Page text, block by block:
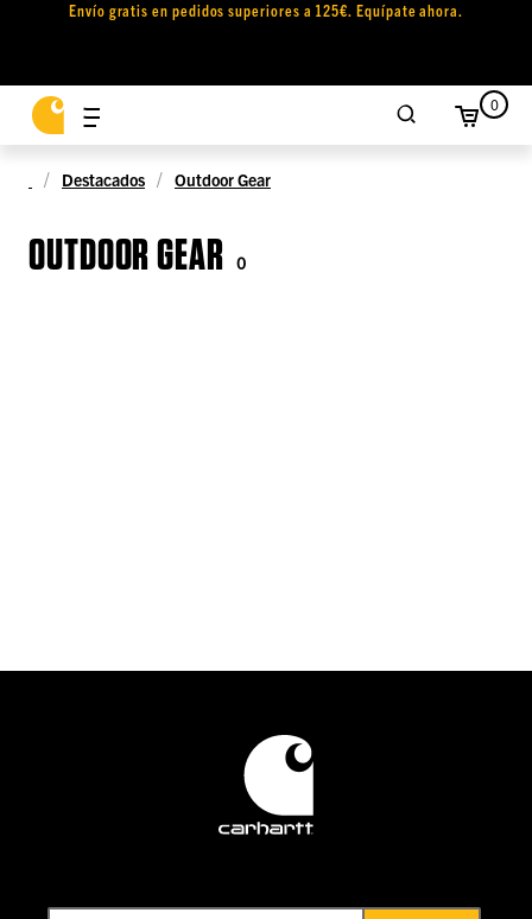
Envío gratis en pedidos superiores a 125€. Equípate ahora.
0
Destacados Outdoor Gear
OUTDOOR GEAR 0